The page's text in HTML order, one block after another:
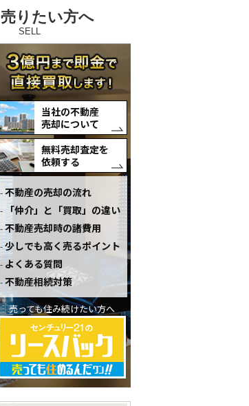
売りたい方へ
SELL
当社の不動産
売却について
無料売却査定を
依頼する
不動産の売却の流れ
「仲介」と「買取」の違い
不動産売却時の諸費用
少しでも高く売るポイント
よくある質問
不動産相続対策
売っても住み続けたい方へ